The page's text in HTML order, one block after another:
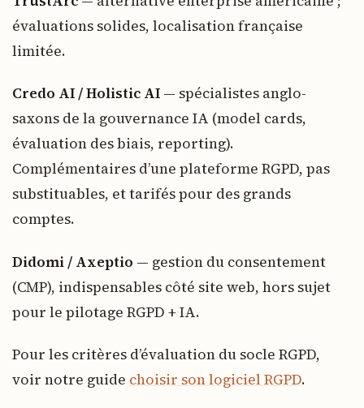
évaluations solides, localisation française
limitée.
Credo AI / Holistic AI — spécialistes anglo-
saxons de la gouvernance IA (model cards,
évaluation des biais, reporting).
Complémentaires d’une plateforme RGPD, pas
substituables, et tarifés pour des grands
comptes.
Didomi / Axeptio — gestion du consentement
(CMP), indispensables côté site web, hors sujet
pour le pilotage RGPD + IA.
Pour les critères d’évaluation du socle RGPD,
voir notre guide choisir son logiciel RGPD.